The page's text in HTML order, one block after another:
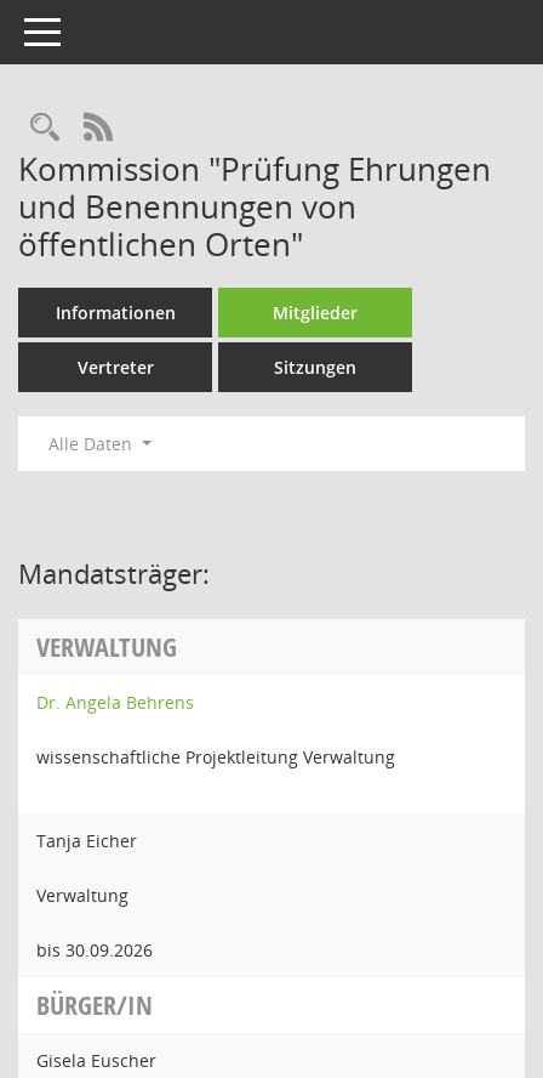
Toggle navigation
Rechercheauswahl
RSS-Feed
Kommission "Prüfung Ehrungen
und Benennungen von
öffentlichen Orten"
Informationen Mitglieder
Vertreter Sitzungen
Alle Daten
Mandatsträger:
VERWALTUNG
Dr. Angela Behrens
wissenschaftliche Projektleitung Verwaltung
Tanja Eicher
Verwaltung
bis 30.09.2026
BÜRGER/IN
Gisela Euscher